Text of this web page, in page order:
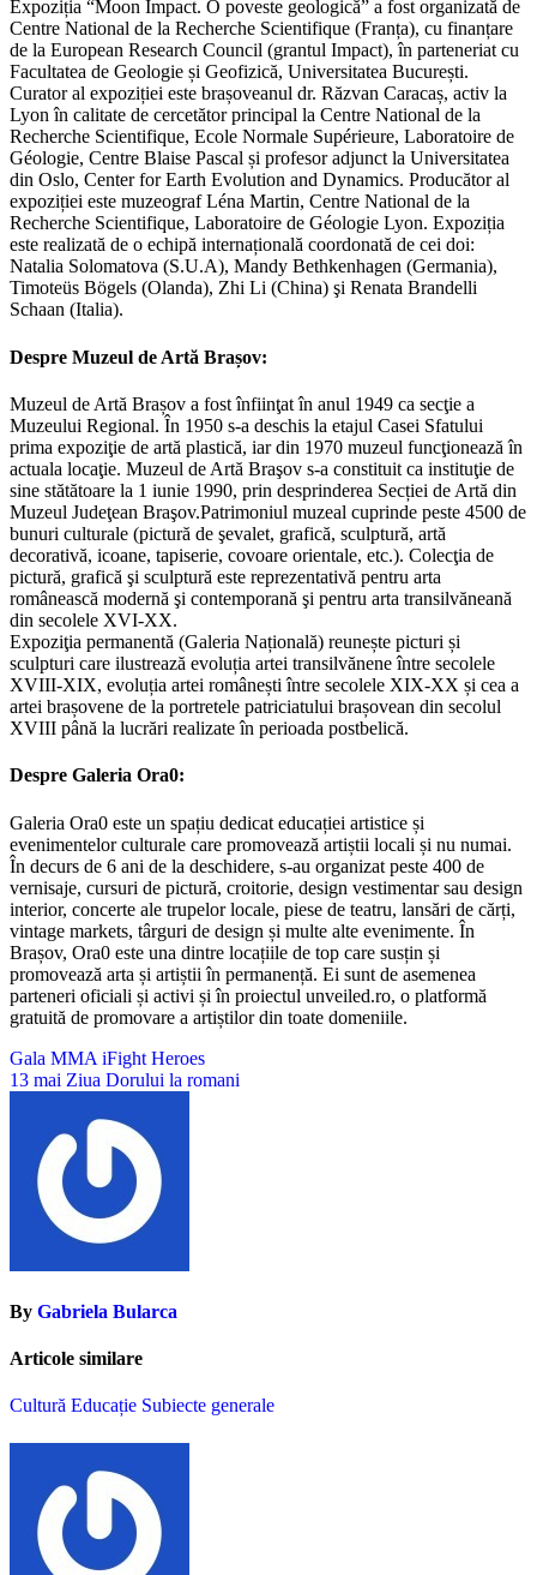
Expoziția “Moon Impact. O poveste geologică” a fost organizată de
Centre National de la Recherche Scientifique (Franța), cu finanțare
de la European Research Council (grantul Impact), în parteneriat cu
Facultatea de Geologie și Geofizică, Universitatea București.
Curator al expoziției este brașoveanul dr. Răzvan Caracaș, activ la
Lyon în calitate de cercetător principal la Centre National de la
Recherche Scientifique, Ecole Normale Supérieure, Laboratoire de
Géologie, Centre Blaise Pascal și profesor adjunct la Universitatea
din Oslo, Center for Earth Evolution and Dynamics. Producător al
expoziției este muzeograf Léna Martin, Centre National de la
Recherche Scientifique, Laboratoire de Géologie Lyon. Expoziția
este realizată de o echipă internațională coordonată de cei doi:
Natalia Solomatova (S.U.A), Mandy Bethkenhagen (Germania),
Timoteüs Bögels (Olanda), Zhi Li (China) şi Renata Brandelli
Schaan (Italia).
Despre Muzeul de Artă Brașov:
Muzeul de Artă Brașov a fost înfiinţat în anul 1949 ca secţie a
Muzeului Regional. În 1950 s-a deschis la etajul Casei Sfatului
prima expoziţie de artă plastică, iar din 1970 muzeul funcţionează în
actuala locaţie. Muzeul de Artă Braşov s-a constituit ca instituţie de
sine stătătoare la 1 iunie 1990, prin desprinderea Secției de Artă din
Muzeul Judeţean Braşov.Patrimoniul muzeal cuprinde peste 4500 de
bunuri culturale (pictură de şevalet, grafică, sculptură, artă
decorativă, icoane, tapiserie, covoare orientale, etc.). Colecţia de
pictură, grafică şi sculptură este reprezentativă pentru arta
românească modernă şi contemporană şi pentru arta transilvăneană
din secolele XVI-XX.
Expoziţia permanentă (Galeria Națională) reunește picturi și
sculpturi care ilustrează evoluția artei transilvănene între secolele
XVIII-XIX, evoluția artei românești între secolele XIX-XX și cea a
artei brașovene de la portretele patriciatului brașovean din secolul
XVIII până la lucrări realizate în perioada postbelică.
Despre Galeria Ora0:
Galeria Ora0 este un spațiu dedicat educației artistice și
evenimentelor culturale care promovează artiștii locali și nu numai.
În decurs de 6 ani de la deschidere, s-au organizat peste 400 de
vernisaje, cursuri de pictură, croitorie, design vestimentar sau design
interior, concerte ale trupelor locale, piese de teatru, lansări de cărți,
vintage markets, târguri de design și multe alte evenimente. În
Brașov, Ora0 este una dintre locațiile de top care susțin și
promovează arta și artiștii în permanență. Ei sunt de asemenea
parteneri oficiali și activi și în proiectul unveiled.ro, o platformă
gratuită de promovare a artiștilor din toate domeniile.
Navigare
în
articole
Gala MMA iFight Heroes
13 mai Ziua Dorului la romani
By Gabriela Bularca
Articole similare
Cultură Educație Subiecte generale